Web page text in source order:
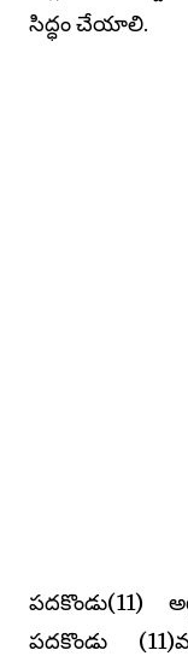
సిద్ధం చేయాలి.
పదకొండు(11)
పదకొండు